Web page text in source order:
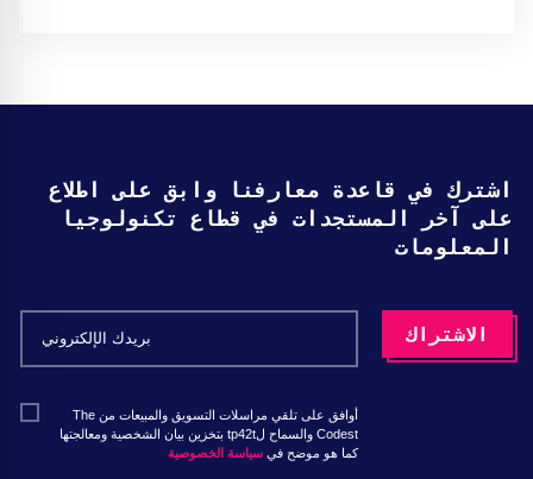
اشترك في قاعدة معارفنا وابق على اطلاع
على آخر المستجدات في قطاع تكنولوجيا
المعلومات
أوافق على تلقي مراسلات التسويق والمبيعات من The
Codest والسماح لtp42t بتخزين بيان الشخصية ومعالجتها
كما هو موضح في سياسة الخصوصية